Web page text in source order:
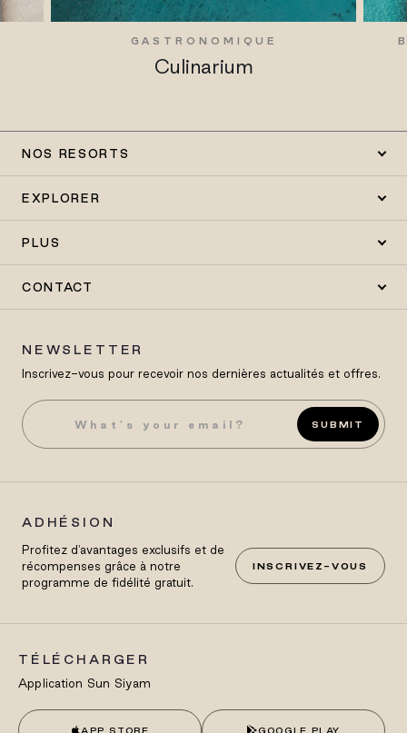
GASTRONOMIQUE
Culinarium
NOS RESORTS
EXPLORER
PLUS
CONTACT
NEWSLETTER
Inscrivez-vous pour recevoir nos dernières actualités et offres.
SUBMIT
ADHÉSION
Profitez d'avantages exclusifs et de
récompenses grâce à notre
programme de fidélité gratuit.
INSCRIVEZ-VOUS
TÉLÉCHARGER
Application Sun Siyam
APP STORE GOOGLE PLAY